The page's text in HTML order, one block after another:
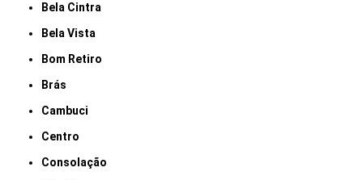
Bela Cintra
Bela Vista
Bom Retiro
Brás
Cambuci
Centro
Consolação